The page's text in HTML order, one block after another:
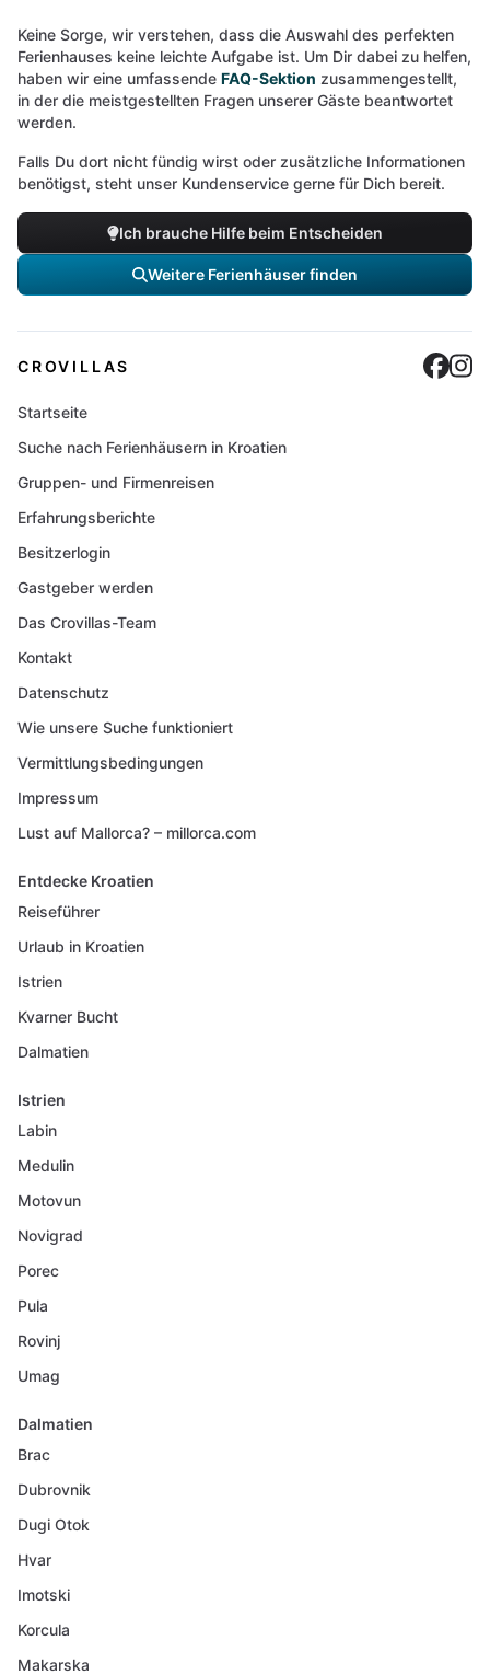
Keine Sorge, wir verstehen, dass die Auswahl des perfekten
Ferienhauses keine leichte Aufgabe ist. Um Dir dabei zu helfen,
haben wir eine umfassende FAQ-Sektion zusammengestellt,
in der die meistgestellten Fragen unserer Gäste beantwortet
werden.
Falls Du dort nicht fündig wirst oder zusätzliche Informationen
benötigst, steht unser Kundenservice gerne für Dich bereit.
Ich brauche Hilfe beim Entscheiden
Weitere Ferienhäuser finden
CROVILLAS
Startseite
Suche nach Ferienhäusern in Kroatien
Gruppen- und Firmenreisen
Erfahrungsberichte
Besitzerlogin
Gastgeber werden
Das Crovillas-Team
Kontakt
Datenschutz
Wie unsere Suche funktioniert
Vermittlungsbedingungen
Impressum
Lust auf Mallorca? – millorca.com
Entdecke Kroatien
Reiseführer
Urlaub in Kroatien
Istrien
Kvarner Bucht
Dalmatien
Istrien
Labin
Medulin
Motovun
Novigrad
Porec
Pula
Rovinj
Umag
Dalmatien
Brac
Dubrovnik
Dugi Otok
Hvar
Imotski
Korcula
Makarska